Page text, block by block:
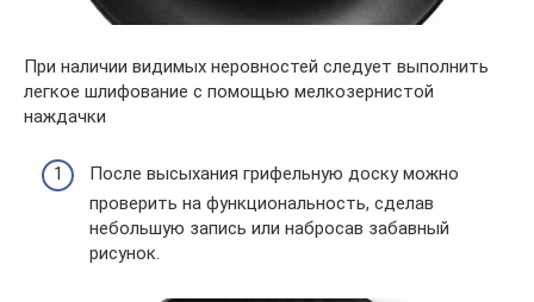
При наличии видимых неровностей следует выполнить
легкое шлифование с помощью мелкозернистой
наждачки
После высыхания грифельную доску можно
проверить на функциональность, сделав
небольшую запись или набросав забавный
рисунок.